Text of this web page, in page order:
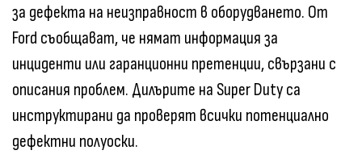
за дефекта на неизправност в оборудването. От
Ford съобщават, че нямат информация за
инциденти или гаранционни претенции, свързани с
описания проблем. Дилърите на Super Duty са
инструктирани да проверят всички потенциално
дефектни полуоски.